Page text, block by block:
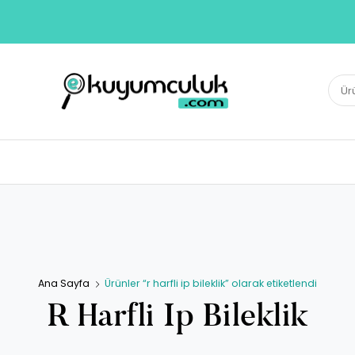
E-KUYUMCULUK
Herkesin Kuyumcusu Ara:
Ana Sayfa Ürünler “r harfli ip bileklik” olarak etiketlendi
R Harfli Ip Bileklik